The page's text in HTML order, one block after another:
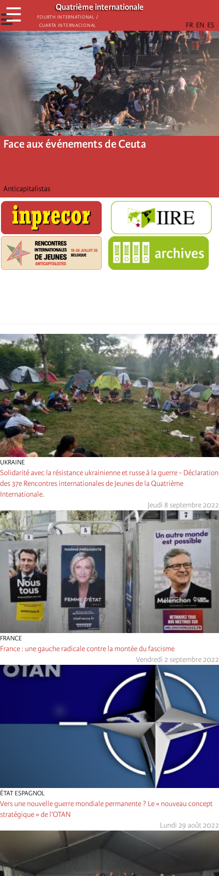
Aller
au
contenu
principal
Quatrième internationale
Fourth International /
Cuarta Internacional
☰
☰
Face aux événements de Ceuta
Anticapitalistas
UKRAINE
Solidarité avec la résistance ukrainienne et russe à la guerre - Déclaration
des 37e Rencontres internationales de Jeunes de la Quatrième
Internationale.
Jeudi 8 septembre 2022
FRANCE
France : une gauche radicale contre la montée du fascisme
Vendredi 2 septembre 2022
ÉTAT ESPAGNOL
Vers une nouvelle guerre mondiale permanente ? Le « nouveau concept
stratégique » de l’OTAN
Lundi 29 août 2022